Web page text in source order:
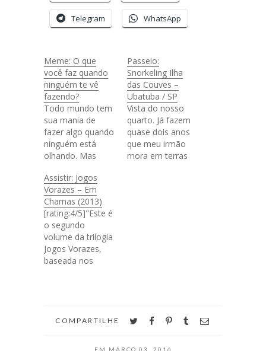
Telegram WhatsApp
Meme: O que
você faz quando
ninguém te vê
fazendo?
Todo mundo tem
sua mania de
fazer algo quando
ninguém está
olhando. Mas
de você revelar
seu segredinho!
Este post é um
oferecimento de
Rotaroots. Cantar
Eu canto mesmo!
Mas só quando
ninguém está me
você concerta,
Passeio:
Snorkeling Ilha
das Couves –
Ubatuba / SP
Vista do nosso
quarto. Já fazem
quase dois anos
que meu irmão
mora em terras
Assistir: Jogos
Vorazes – Em
Chamas (2013)
[rating:4/5]"Este é
o segundo
volume da trilogia
Jogos Vorazes,
baseada nos
Katniss (Jennifer
COMPARTILHE twitterfacebookpinterest
tumblr
EM MARÇO 03, 2016